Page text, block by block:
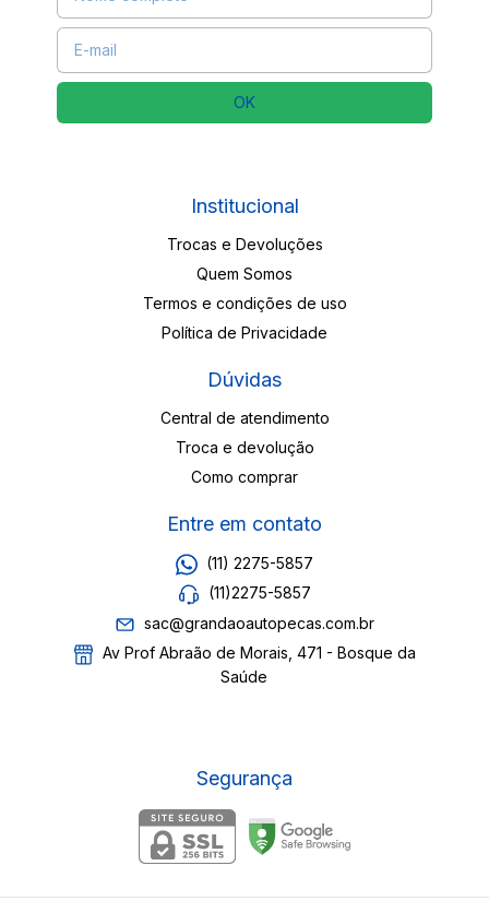
Institucional
Trocas e Devoluções
Quem Somos
Termos e condições de uso
Política de Privacidade
Dúvidas
Central de atendimento
Troca e devolução
Como comprar
Entre em contato
(11) 2275-5857
(11)2275-5857
sac@grandaoautopecas.com.br
Av Prof Abraão de Morais, 471 - Bosque da
Saúde
Segurança